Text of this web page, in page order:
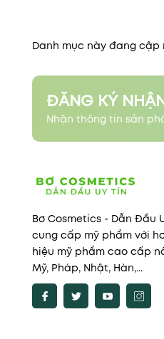
Danh mục này đang
ĐĂNG KÝ
Nhận thông tin sản
Bơ Cosmetics - Dẫn Đầu
cung cấp mỹ phẩm với
hiệu mỹ phẩm cao cấp
Mỹ, Pháp, Nhật, Hàn,...